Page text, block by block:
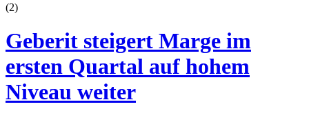
(2)
Geberit steigert Marge im
ersten Quartal auf hohem
Niveau weiter